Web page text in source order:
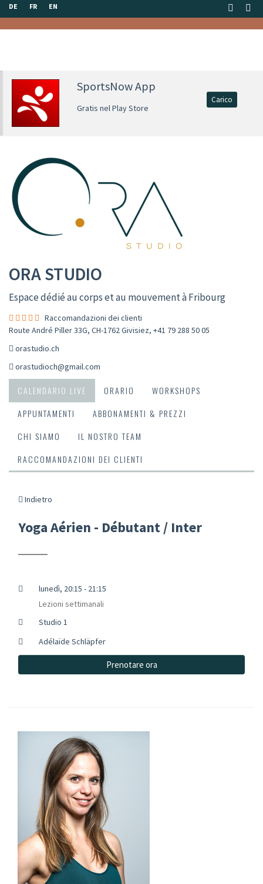
DE FR EN
SportsNow App
Gratis nel Play Store
Carico
ORA STUDIO
Espace dédié au corps et au mouvement à Fribourg
Raccomandazioni dei clienti
Route André Piller 33G, CH-1762 Givisiez, +41 79 288 50 05
orastudio.ch
orastudioch@gmail.com
CALENDARIO LIVE ORARIO
WORKSHOPS
APPUNTAMENTI
ABBONAMENTI & PREZZI
CHI SIAMO
IL NOSTRO TEAM
RACCOMANDAZIONI DEI CLIENTI
Indietro
Yoga Aérien - Débutant / Inter
lunedì, 20:15 - 21:15
Lezioni settimanali
Studio 1
Adélaïde Schläpfer
Prenotare ora